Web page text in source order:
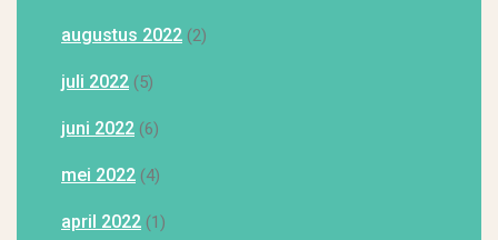
augustus 2022 (2)
juli 2022 (5)
juni 2022 (6)
mei 2022 (4)
april 2022 (1)